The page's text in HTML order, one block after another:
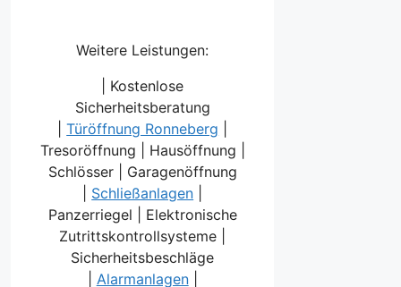
Weitere Leistungen:
| Kostenlose
Sicherheitsberatung
|Türöffnung Ronneberg
Tresoröffnung | Hausöffnung |
Schlösser | Garagenöffnung
Schließanlagen
Panzerriegel | Elektronische
Zutrittskontrollsysteme |
Sicherheitsbeschläge
Alarmanlagen|